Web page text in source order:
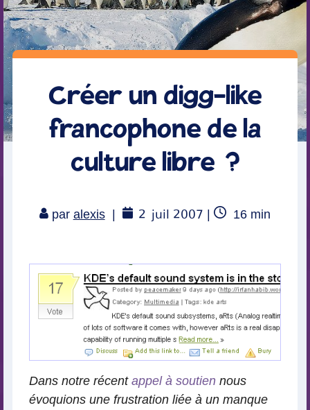
Créer un digg-like
francophone de la
culture libre ?
par alexis 2 juil 2007 |
Temps
16 min
Dans notre récent appel à soutien nous
évoquions une frustration liée à un manque